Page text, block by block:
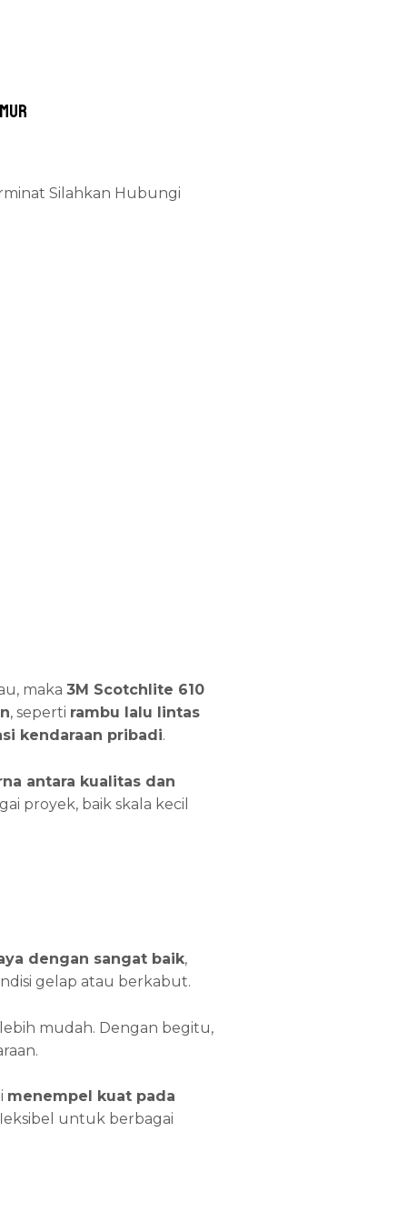
Silahkan Hubungi
maka 3M Scotchlite 610
, seperti rambu lalu lintas
kendaraan pribadi.
antara kualitas dan
proyek, baik skala kecil
dengan sangat baik,
gelap atau berkabut.
mudah. Dengan begitu,
menempel kuat pada
untuk berbagai